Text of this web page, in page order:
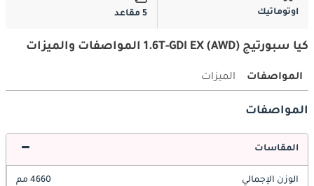
اوتوماتيك
5 مقاعد
كيا سبورتيج 1.6T-GDI EX (AWD) المواصفات والميزات
المواصفات الميزات
المواصفات
المقاسات
الوزن الإجمالي 4660 مم